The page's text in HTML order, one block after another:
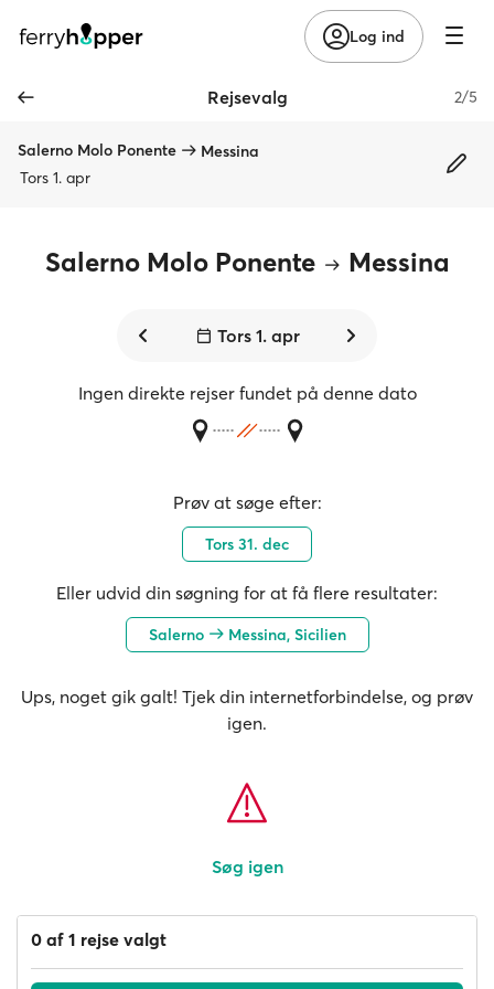
Log ind
Rejsevalg 2/5
Salerno Molo Ponente
Messina
Tors 1. apr
Salerno Molo Ponente Messina
Tors 1. apr
Ingen direkte rejser fundet på denne dato
Prøv at søge efter:
Tors 31. dec
Eller udvid din søgning for at få flere resultater:
Salerno Messina, Sicilien
Ups, noget gik galt! Tjek din internetforbindelse, og prøv
igen.
Søg igen
0 af 1 rejse valgt